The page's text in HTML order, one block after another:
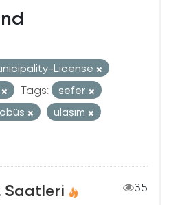
License
Tags:
sefer
ulaşım
Saatleri
35